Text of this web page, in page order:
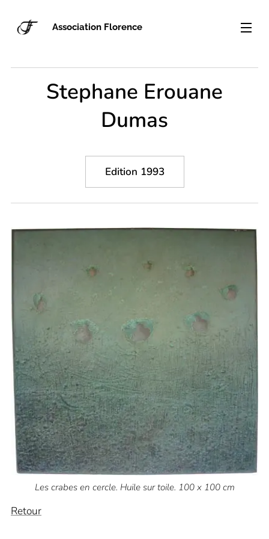
Association Florence
Stephane Erouane
Dumas
Edition 1993
Les crabes en cercle. Huile sur toile. 100 x 100 cm
Retour